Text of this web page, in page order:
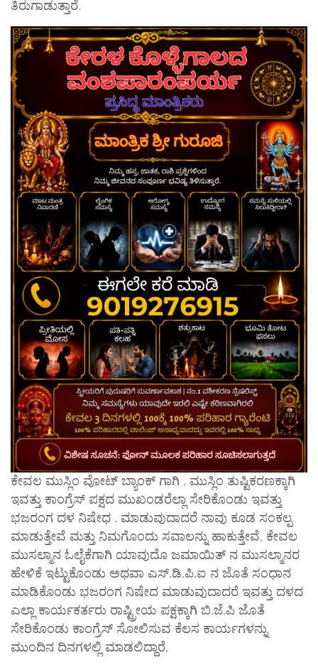
ತಿರುಗಾಡುತ್ತಾರೆ.
ಕೇವಲ ಮುಸ್ಲಿಂ ವೋಟ್ ಬ್ಯಾಂಕ್ ಗಾಗಿ , ಮುಸ್ಲಿಂ ತುಷ್ಟಿಕರಣಕ್ಕಾಗಿ
ಇವತ್ತು ಕಾಂಗ್ರೆಸ್ ಪಕ್ಷದ ಮುಖಂಡರೆಲ್ಲಾ ಸೇರಿಕೊಂಡು ಇವತ್ತು
ಭಜರಂಗ ದಳ ನಿಷೇಧ . ಮಾಡುವುದಾದರೆ ನಾವು ಕೂಡ ಸಂಕಲ್ಪ
‌ಮಾಡುತ್ತೇವೆ ಮತ್ತು ನಿಮಗೊಂದು ಸವಾಲನ್ನು ಹಾಕುತ್ತೇವೆ, ಕೇವಲ
ಮುಸಲ್ಮಾನ ಓಲೈಕೆಗಾಗಿ ಯಾವುದೊ ಜಮಾಯಿತ್ ನ ಮುಸಲ್ಮಾನರ
ಹೇಳಿಕೆ ಇಟ್ಟುಕೊಂಡು ಅಥವಾ ಎಸ್.ಡಿ.ಪಿ.ಐ ನ ಜೊತೆ ಸಂಧಾನ
ಮಾಡಿಕೊಂಡು ಭಜರಂಗ ನಿಷೇದ ಮಾಡುವುದಾದರೆ ಇವತ್ತು ದಳದ
ಎಲ್ಲಾ ಕಾರ್ಯಕರ್ತರು ರಾಷ್ಟ್ರೀಯ ಪಕ್ಷಕ್ಕಾಗಿ ಬಿ.ಜೆ.ಪಿ ಜೊತೆ
ಸೇರಿಕೊಂಡು ಕಾಂಗ್ರೆಸ್ ಸೋಲಿಸುವ ಕೆಲಸ ಕಾರ್ಯಗಳನ್ನು
ಮುಂದಿನ ದಿನಗಳಲ್ಲಿ ಮಾಡಲಿದ್ದಾರೆ,